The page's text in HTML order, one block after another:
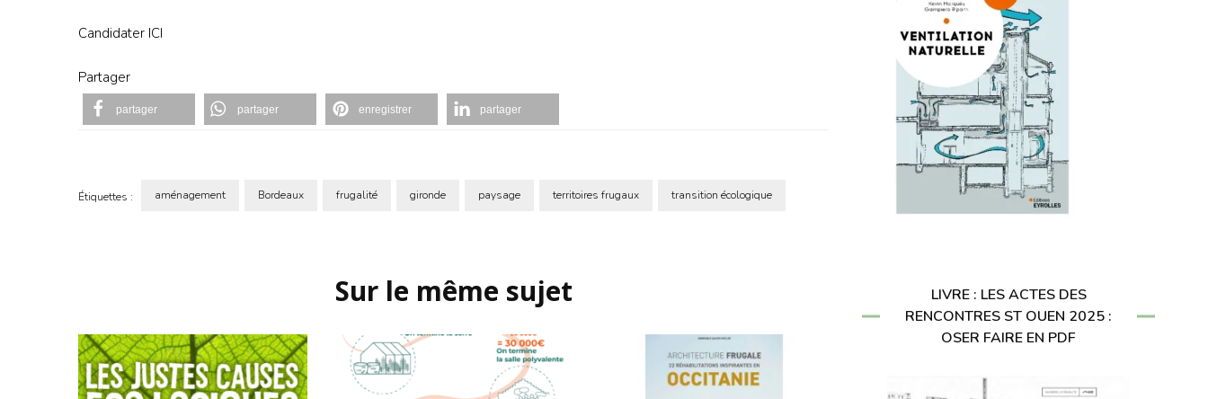
Candidater ICI
Partager
partager partager enregistrer partager
Étiquettes : aménagement Bordeaux frugalité gironde paysage territoires frugaux transition écologique
Sur le même sujet
LIVRE : LES ACTES DES
RENCONTRES ST OUEN 2025 :
OSER FAIRE EN PDF